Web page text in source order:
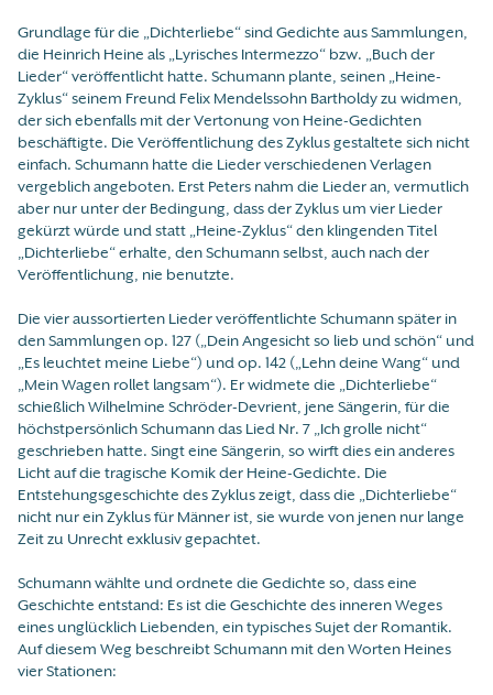
Grundlage für die „Dichterliebe“ sind Gedichte aus Sammlungen,
die Heinrich Heine als „Lyrisches Intermezzo“ bzw. „Buch der
Lieder“ veröffentlicht hatte. Schumann plante, seinen „Heine-
Zyklus“ seinem Freund Felix Mendelssohn Bartholdy zu widmen,
der sich ebenfalls mit der Vertonung von Heine-Gedichten
beschäftigte. Die Veröffentlichung des Zyklus gestaltete sich nicht
einfach. Schumann hatte die Lieder verschiedenen Verlagen
vergeblich angeboten. Erst Peters nahm die Lieder an, vermutlich
aber nur unter der Bedingung, dass der Zyklus um vier Lieder
gekürzt würde und statt „Heine-Zyklus“ den klingenden Titel
„Dichterliebe“ erhalte, den Schumann selbst, auch nach der
Veröffentlichung, nie benutzte.
Die vier aussortierten Lieder veröffentlichte Schumann später in
den Sammlungen op. 127 („Dein Angesicht so lieb und schön“ und
„Es leuchtet meine Liebe“) und op. 142 („Lehn deine Wang“ und
„Mein Wagen rollet langsam“). Er widmete die „Dichterliebe“
schießlich Wilhelmine Schröder-Devrient, jene Sängerin, für die
höchstpersönlich Schumann das Lied Nr. 7 „Ich grolle nicht“
geschrieben hatte. Singt eine Sängerin, so wirft dies ein anderes
Licht auf die tragische Komik der Heine-Gedichte. Die
Entstehungsgeschichte des Zyklus zeigt, dass die „Dichterliebe“
nicht nur ein Zyklus für Männer ist, sie wurde von jenen nur lange
Zeit zu Unrecht exklusiv gepachtet.
Schumann wählte und ordnete die Gedichte so, dass eine
Geschichte entstand: Es ist die Geschichte des inneren Weges
eines unglücklich Liebenden, ein typisches Sujet der Romantik.
Auf diesem Weg beschreibt Schumann mit den Worten Heines
vier Stationen: